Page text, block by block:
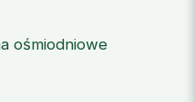
ośmiodniowe